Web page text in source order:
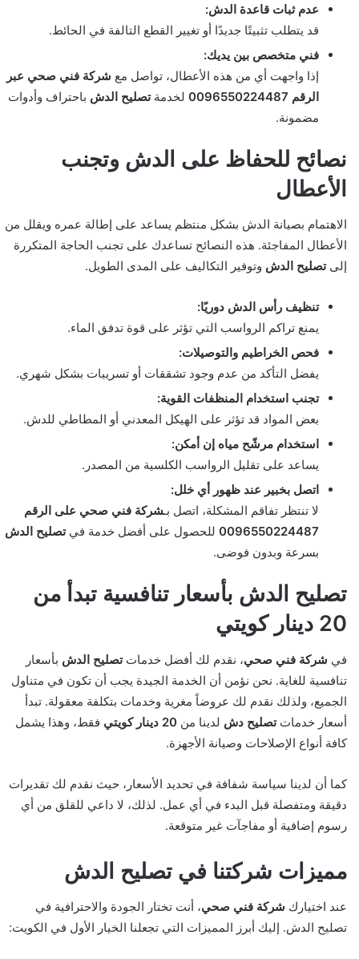
عدم ثبات قاعدة الدش:
قد يتطلب تثبيتًا جديدًا أو تغيير القطع التالفة في الحائط.
فني متخصص بين يديك:
إذا واجهت أي من هذه الأعطال، تواصل مع شركة فني صحي عبر
الرقم 0096550224487
لخدمةتصليح الدش باحتراف وأدوات
مضمونة.
نصائح للحفاظ على الدش وتجنب
الأعطال
الاهتمام بصيانة الدش بشكل منتظم يساعد على إطالة عمره ويقلل من
الأعطال المفاجئة. هذه النصائح تساعدك على تجنب الحاجة المتكررة
إلىتصليح الدش وتوفير التكاليف على المدى الطويل.
تنظيف رأس الدش دوريًا:
يمنع تراكم الرواسب التي تؤثر على قوة تدفق الماء.
فحص الخراطيم والتوصيلات:
يفضل التأكد من عدم وجود تشققات أو تسريبات بشكل شهري.
تجنب استخدام المنظفات القوية:
بعض المواد قد تؤثر على الهيكل المعدني أو المطاطي للدش.
استخدام مرشّح مياه إن أمكن:
يساعد على تقليل الرواسب الكلسية من المصدر.
اتصل بخبير عند ظهور أي خلل:
لا تنتظر تفاقم المشكلة، اتصل بـشركة فني صحي على الرقم
0096550224487 للحصول على أفضل خدمة فيتصليح الدش
بسرعة وبدون فوضى.
تصليح الدش بأسعار تنافسية تبدأ من
20 دينار كويتي
في شركة فني صحي، نقدم لك أفضل خدماتتصليح الدش بأسعار
تنافسية للغاية. نحن نؤمن أن الخدمة الجيدة يجب أن تكون في متناول
الجميع، ولذلك نقدم لك عروضاً مغرية وخدمات بتكلفة معقولة. تبدأ
أسعار خدماتتصليح دش لدينا من 20 دينار كويتي
فقط، وهذا يشمل
كافة أنواع الإصلاحات وصيانة الأجهزة.
كما أن لدينا سياسة شفافة في تحديد الأسعار، حيث نقدم لك تقديرات
دقيقة ومتفصلة قبل البدء في أي عمل. لذلك، لا داعي للقلق من أي
رسوم إضافية أو مفاجآت غير متوقعة.
مميزات شركتنا في تصليح الدش
عند اختيارك شركة فني صحي، أنت تختار الجودة والاحترافية في
تصليح الدش. إليك أبرز المميزات التي تجعلنا الخيار الأول في الكويت: